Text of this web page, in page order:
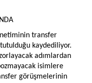
transfer
kaydediliyor.
adımlardan
isimlere
görüşmelerinin